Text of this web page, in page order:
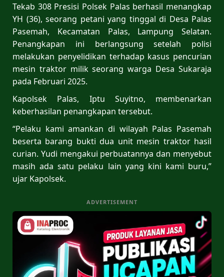
Tekab 308 Presisi Polsek Palas berhasil menangkap
YH (36), seorang petani yang tinggal di Desa Palas
Pasemah, Kecamatan Palas, Lampung Selatan.
Penangkapan ini berlangsung setelah polisi
melakukan penyelidikan terhadap kasus pencurian
mesin traktor milik seorang warga Desa Sukaraja
pada Februari 2025.
Kapolsek Palas, Iptu Suyitno, membenarkan
keberhasilan penangkapan tersebut.
“Pelaku kami amankan di wilayah Palas Pasemah
beserta barang bukti dua unit mesin traktor hasil
curian. Yudi mengakui perbuatannya dan menyebut
masih ada satu pelaku lain yang kini kami buru,”
ujar Kapolsek.
ADVERTISEMENT